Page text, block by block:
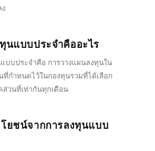
นแบบประจำคืออะไร
บบประจำคือ การวางแผนลงทุนใน
ที่กำหนดไว้ในกองทุนรวมที่ได้เลือก
ส่วนที่เท่ากันทุกเดือน
ยชน์จากการลงทุนแบบ